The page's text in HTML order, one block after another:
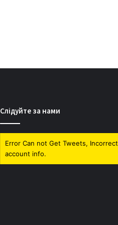
Слідуйте за нами
Error Can not Get Tweets, Incorrect
account info.